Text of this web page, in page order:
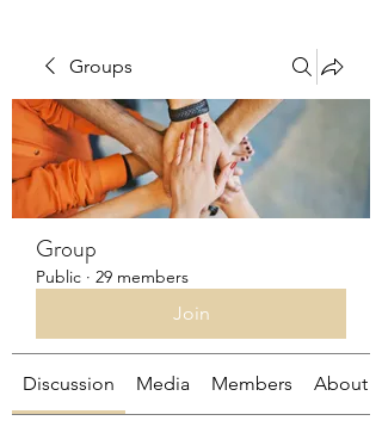
Groups
Group
Public · 29 members
Join
Discussion Media Members About